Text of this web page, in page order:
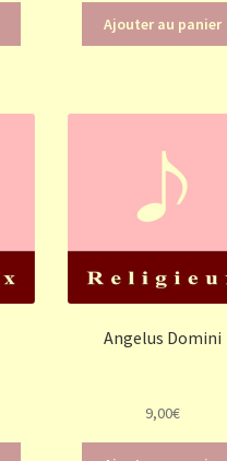
Ajouter au panier
Angelus Domini
9,00€